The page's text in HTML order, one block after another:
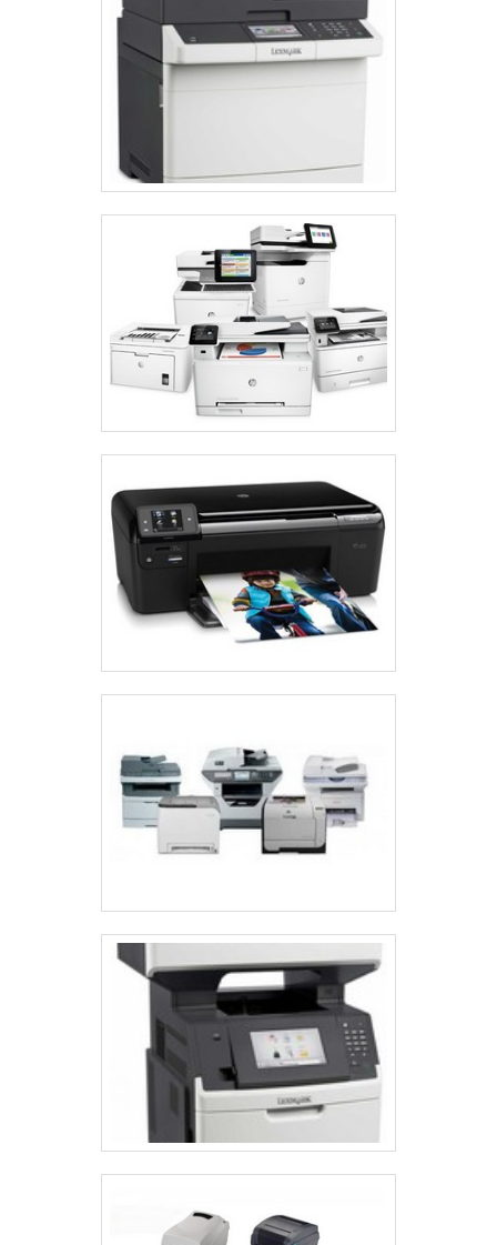
A manutenção adequada de uma impressora colorida
com tanque de tinta é essencial para garantir seu
funcionamento eficiente e prolongar sua vida útil. A
seguir, são apresentadas dicas práticas para ajudar
LIMPEZA REGULAR
impressão é fundamental para evitar entupimentos
que podem comprometer a qualidade da impressão.
Utilize ferramentas apropriadas, como panos macios e
soluções específicas, para limpar a superfície externa
e interna da impressora, evitando danos.
Verifique também os roletes de alimentação. A sujeira
acumulada pode afetar a alimentação do papel,
causando falhas nas impressões. Estabeleça um
uso da impressora. Por exemplo, se imprime
diariamente, uma limpeza semanal pode ser
adequada.
ARMAZENAMENTO ADEQUADO
O armazenamento da impressora em um local seco e
Protegê-la de temperaturas extremas, que podem
Além disso, evite a exposição à luz solar direta, pois
isso pode danificar componentes internos.
Mantenha o manual do usuário acessível. Consultar
as diretrizes de armazenamento específicas pode
SUBSTITUIÇÃO DE TINTA
A substituição de tinta deve ser feita assim que os
níveis estiverem baixos. O uso de tinta recomendada
pelo fabricante é vital para garantir a qualidade das
impressões. É importante seguir as instruções de
instalação para evitar vazamentos.
Manter um estoque de tinta em casa pode evitar
surpresas. Além disso, imprimir pelo menos uma
previne entupimentos.